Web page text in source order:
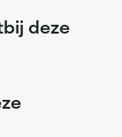
deze